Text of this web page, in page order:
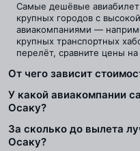
Самые дешёвые
крупных городов с
авиакомпаниями —
крупных транспортных
перелёт, сравните цены
От чего зависит
У какой авиакомпании
Осаку?
За сколько до вылета
Осаку?